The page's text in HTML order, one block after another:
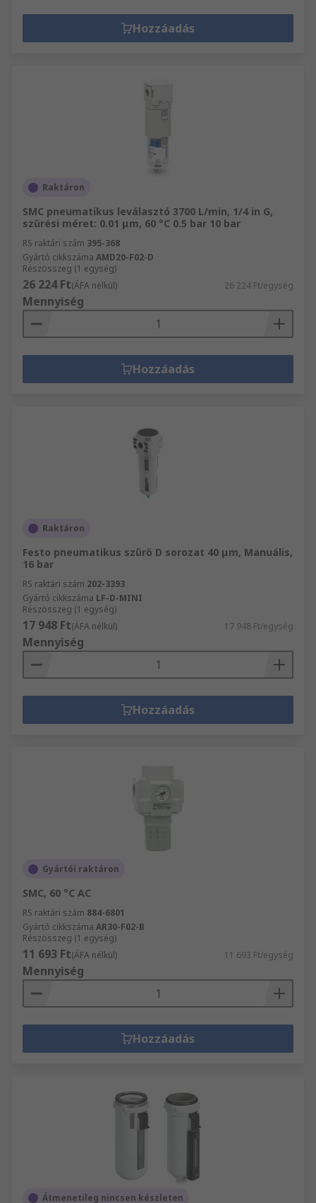
Hozzáadás
Raktáron
SMC pneumatikus leválasztó 3700 L/min, 1/4 in G,
szűrési méret: 0.01 μm, 60 °C 0.5 bar 10 bar
RS raktári szám 395-368
Gyártó cikkszáma AMD20-F02-D
Részösszeg (1 egység)
26 224 Ft(ÁFA nélkül) 26 224 Ft/egység
Mennyiség
Hozzáadás
Raktáron
Festo pneumatikus szűrő D sorozat 40 μm, Manuális,
16 bar
RS raktári szám 202-3393
Gyártó cikkszáma LF-D-MINI
Részösszeg (1 egység)
17 948 Ft(ÁFA nélkül) 17 948 Ft/egység
Mennyiség
Hozzáadás
Gyártói raktáron
SMC, 60 °C AC
RS raktári szám 884-6801
Gyártó cikkszáma AR30-F02-B
Részösszeg (1 egység)
11 693 Ft(ÁFA nélkül) 11 693 Ft/egység
Mennyiség
Hozzáadás
Átmenetileg nincsen készleten